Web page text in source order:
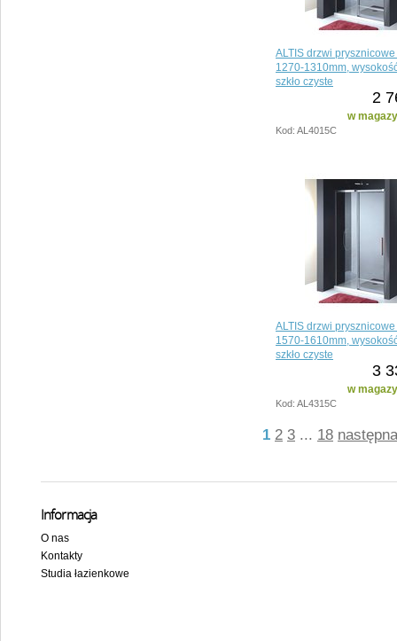
ALTIS drzwi
1270-1310mm,
szkło czyste
2
w
Kod: AL4015C
ALTIS drzwi
1570-1610mm,
szkło czyste
3
w
Kod: AL4315C
1 2 3 ... 18 następna
Informacja
O nas
Kontakty
Studia łazienkowe